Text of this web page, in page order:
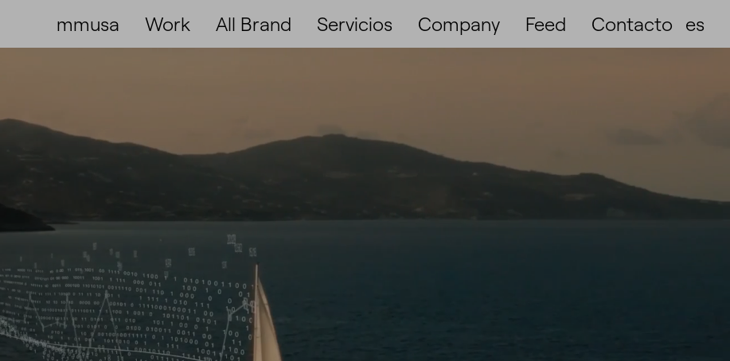
mmusa Work All Brand Servicios Company Feed Contacto es